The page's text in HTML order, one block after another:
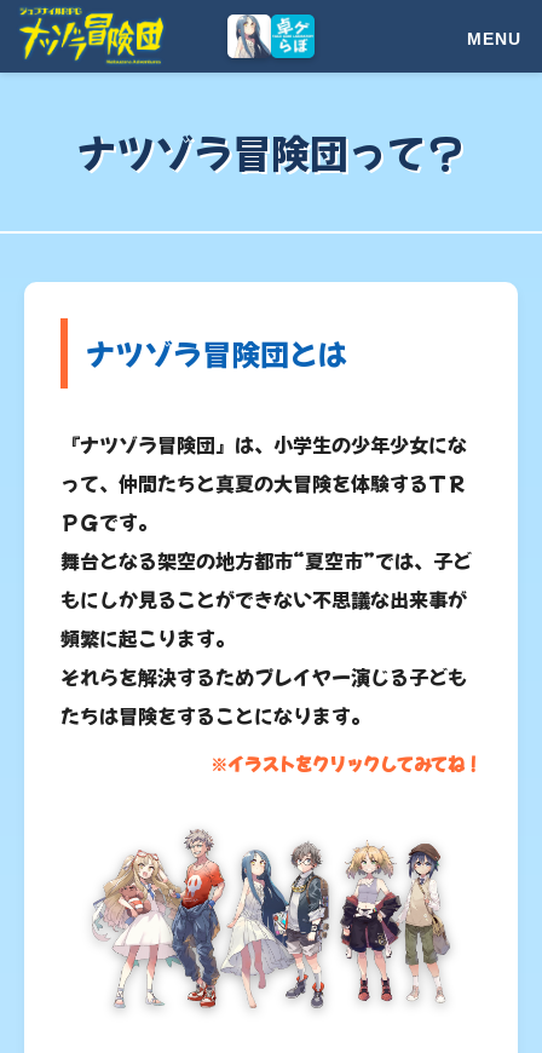
トップページ
動画コンテンツ
ナツゾラ冒険団って？
ナツゾラ冒険団とは
『ナツゾラ冒険団』は、小学生の少年少女にな
って、仲間たちと真夏の大冒険を体験するＴＲ
ＰＧです。
舞台となる架空の地方都市“夏空市”では、子ど
もにしか見ることができない不思議な出来事が
頻繁に起こります。
それらを解決するためプレイヤー演じる子ども
たちは冒険をすることになります。
※イラストをクリックしてみてね！